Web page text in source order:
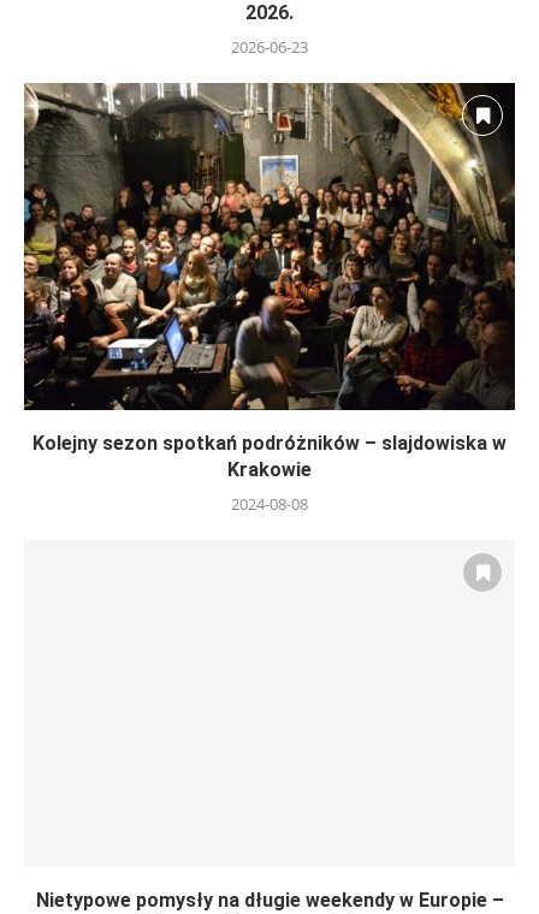
2026.
2026-06-23
Kolejny sezon spotkań podróżników – slajdowiska w
Krakowie
2024-08-08
Nietypowe pomysły na długie weekendy w Europie –